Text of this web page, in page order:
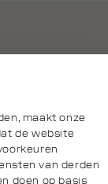
uur.
maakt onze
de website
van derden
doen op basis